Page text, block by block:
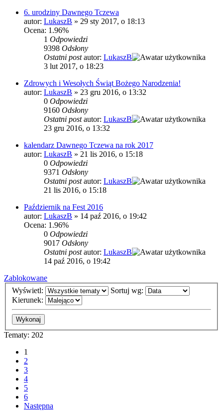
6. urodziny Dawnego Tczewa
autor: LukaszB » 29 sty 2017, o 18:13
Ocena: 1.96%
1 Odpowiedzi
9398 Odsłony
Ostatni postautor: LukaszB
3 lut 2017, o 18:23
Zdrowych i Wesołych Świąt Bożego Narodzenia!
autor: LukaszB » 23 gru 2016, o 13:32
0 Odpowiedzi
9160 Odsłony
Ostatni postautor: LukaszB
23 gru 2016, o 13:32
kalendarz Dawnego Tczewa na rok 2017
autor: LukaszB » 21 lis 2016, o 15:18
0 Odpowiedzi
9371 Odsłony
Ostatni postautor: LukaszB
21 lis 2016, o 15:18
Październik na Fest 2016
autor: LukaszB » 14 paź 2016, o 19:42
Ocena: 1.96%
0 Odpowiedzi
9017 Odsłony
Ostatni postautor: LukaszB
14 paź 2016, o 19:42
Zablokowane
Wyświetl:
Sortuj wg:
Kierunek:
Tematy: 202
1
2
3
4
5
6
Następna